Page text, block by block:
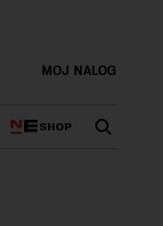
MOJ NALOG
SHOP